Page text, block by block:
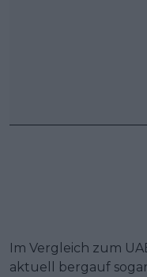
Im Vergleich zum
aktuell bergauf